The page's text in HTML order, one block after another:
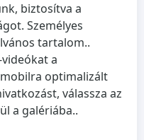
biztosítva a
Személyes
tartalom..
a
optimalizált
válassza az
a galériába..